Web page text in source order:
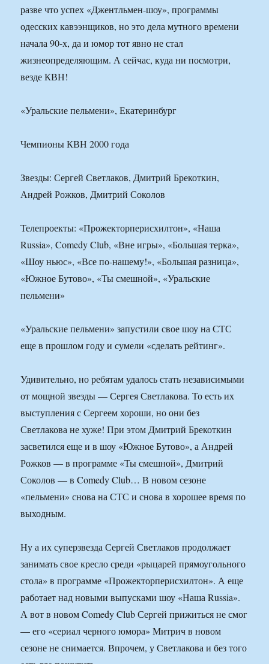
разве что успех «Джентльмен-шоу», программы
одесских кавээнщиков, но это дела мутного времени
начала 90-х, да и юмор тот явно не стал
жизнеопределяющим. А сейчас, куда ни посмотри,
везде КВН!
«Уральские пельмени», Екатеринбург
Чемпионы КВН 2000 года
Звезды: Сергей Светлаков, Дмитрий Брекоткин,
Андрей Рожков, Дмитрий Соколов
Телепроекты: «Прожекторперисхилтон», «Наша
Russia», Comedy Club, «Вне игры», «Большая терка»,
«Шоу ньюс», «Все по-нашему!», «Большая разница»,
«Южное Бутово», «Ты смешной», «Уральские
пельмени»
«Уральские пельмени» запустили свое шоу на СТС
еще в прошлом году и сумели «сделать рейтинг».
Удивительно, но ребятам удалось стать независимыми
от мощной звезды — Сергея Светлакова. То есть их
выступления с Сергеем хороши, но они без
Светлакова не хуже! При этом Дмитрий Брекоткин
засветился еще и в шоу «Южное Бутово», а Андрей
Рожков — в программе «Ты смешной», Дмитрий
Соколов — в Comedy Club… В новом сезоне
«пельмени» снова на СТС и снова в хорошее время по
выходным.
Ну а их суперзвезда Сергей Светлаков продолжает
занимать свое кресло среди «рыцарей прямоугольного
стола» в программе «Прожекторперисхилтон». А еще
работает над новыми выпусками шоу «Наша Russia».
А вот в новом Comedy Club Сергей прижиться не смог
— его «сериал черного юмора» Митрич в новом
сезоне не снимается. Впрочем, у Светлакова и без того